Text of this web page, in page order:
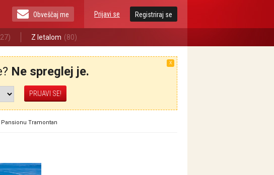
Prijavi se Registriraj se
Obveščaj me
Z letalom (80)
X
Ne spreglej je.
Tramontan